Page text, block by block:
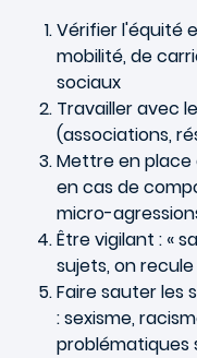
Vérifier l'équité
mobilité, de
sociaux
Travailler avec
(associations,
Mettre en
en cas de
micro-
Être vigilant : «
sujets, on recule
Faire sauter les
: sexisme,
problématiques